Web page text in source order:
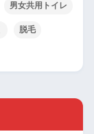
男女共用トイレ
脱毛